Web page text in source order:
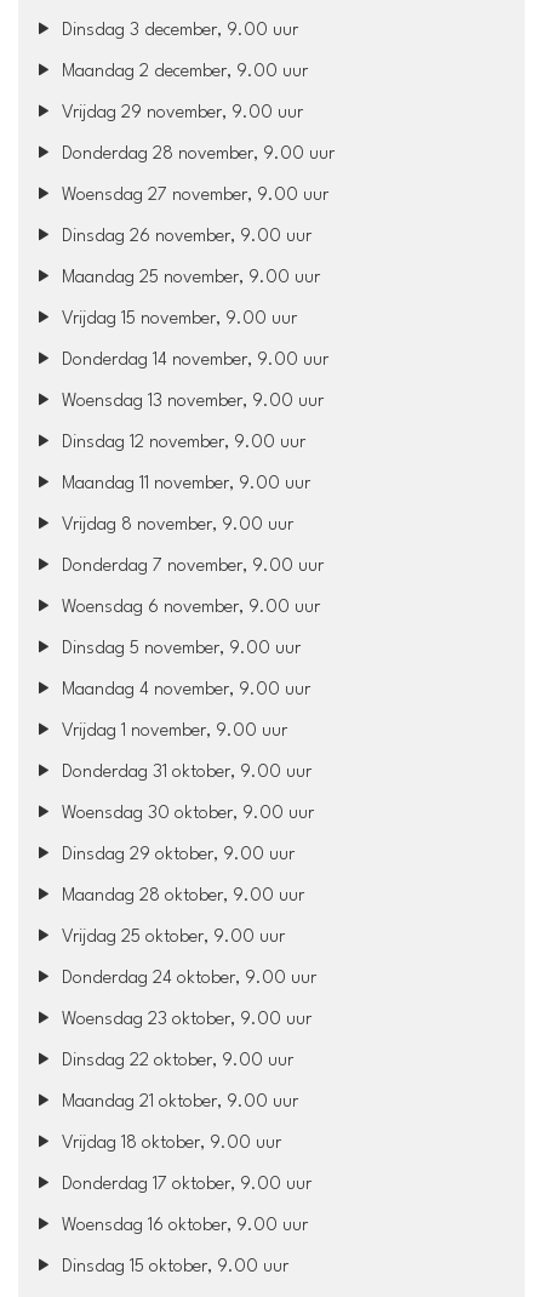
Dinsdag 3 december, 9.00 uur
Maandag 2 december, 9.00 uur
Vrijdag 29 november, 9.00 uur
Donderdag 28 november, 9.00 uur
Woensdag 27 november, 9.00 uur
Dinsdag 26 november, 9.00 uur
Maandag 25 november, 9.00 uur
Vrijdag 15 november, 9.00 uur
Donderdag 14 november, 9.00 uur
Woensdag 13 november, 9.00 uur
Dinsdag 12 november, 9.00 uur
Maandag 11 november, 9.00 uur
Vrijdag 8 november, 9.00 uur
Donderdag 7 november, 9.00 uur
Woensdag 6 november, 9.00 uur
Dinsdag 5 november, 9.00 uur
Maandag 4 november, 9.00 uur
Vrijdag 1 november, 9.00 uur
Donderdag 31 oktober, 9.00 uur
Woensdag 30 oktober, 9.00 uur
Dinsdag 29 oktober, 9.00 uur
Maandag 28 oktober, 9.00 uur
Vrijdag 25 oktober, 9.00 uur
Donderdag 24 oktober, 9.00 uur
Woensdag 23 oktober, 9.00 uur
Dinsdag 22 oktober, 9.00 uur
Maandag 21 oktober, 9.00 uur
Vrijdag 18 oktober, 9.00 uur
Donderdag 17 oktober, 9.00 uur
Woensdag 16 oktober, 9.00 uur
Dinsdag 15 oktober, 9.00 uur